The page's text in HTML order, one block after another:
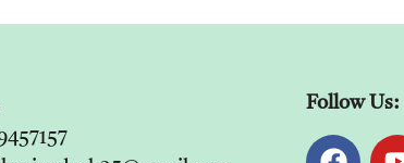
Follow Us: